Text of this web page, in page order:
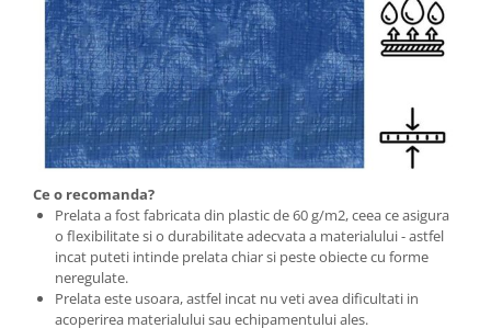
Ce o recomanda?
Prelata a fost fabricata din plastic de 60 g/m2, ceea ce asigura
o flexibilitate si o durabilitate adecvata a materialului - astfel
incat puteti intinde prelata chiar si peste obiecte cu forme
neregulate.
Prelata este usoara, astfel incat nu veti avea dificultati in
acoperirea materialului sau echipamentului ales.